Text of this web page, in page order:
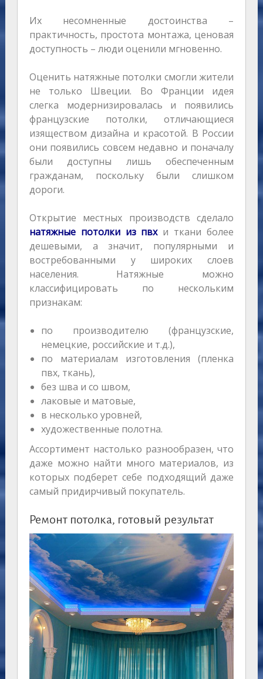
Их несомненные достоинства –
практичность, простота монтажа, ценовая
доступность – люди оценили мгновенно.
Оценить натяжные потолки смогли жители
не только Швеции. Во Франции идея
слегка модернизировалась и появились
французские потолки, отличающиеся
изяществом дизайна и красотой. В России
они появились совсем недавно и поначалу
были доступны лишь обеспеченным
гражданам, поскольку были слишком
дороги.
Открытие местных производств сделало
натяжные потолки из пвхи ткани более
дешевыми, а значит, популярными и
востребованными у широких слоев
населения. Натяжные можно
классифицировать по нескольким
признакам:
по производителю (французские,
немецкие, российские и т.д.),
по материалам изготовления (пленка
пвх, ткань),
без шва и со швом,
лаковые и матовые,
в несколько уровней,
художественные полотна.
Ассортимент настолько разнообразен, что
даже можно найти много материалов, из
которых подберет себе подходящий даже
самый придирчивый покупатель.
Ремонт потолка, готовый результат